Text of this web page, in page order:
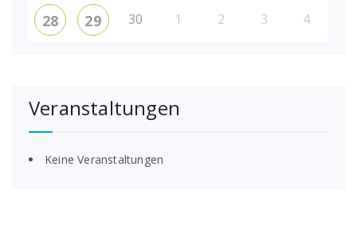
28 29 30 1 2 3 4
Veranstaltungen
Keine Veranstaltungen